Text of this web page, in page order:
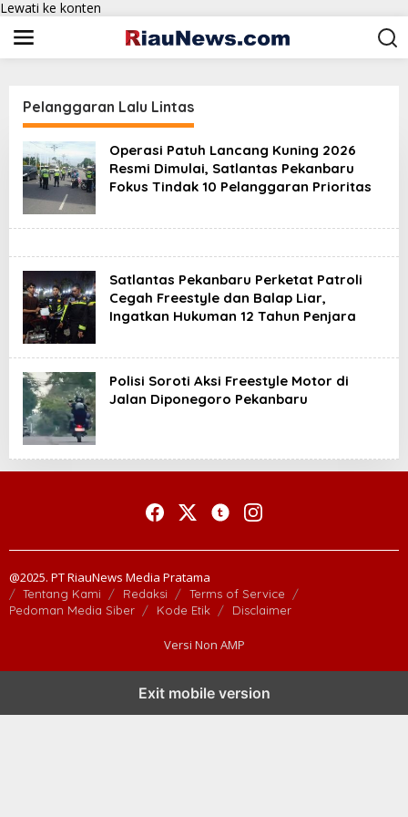
Lewati ke konten
Pelanggaran Lalu Lintas
Operasi Patuh Lancang Kuning 2026
Resmi Dimulai, Satlantas Pekanbaru
Fokus Tindak 10 Pelanggaran Prioritas
Satlantas Pekanbaru Perketat Patroli
Cegah Freestyle dan Balap Liar,
Ingatkan Hukuman 12 Tahun Penjara
Polisi Soroti Aksi Freestyle Motor di
Jalan Diponegoro Pekanbaru
@2025. PT RiauNews Media Pratama
Tentang Kami Redaksi
Terms of Service
Pedoman Media Siber
Kode Etik Disclaimer
Versi Non AMP
Exit mobile version